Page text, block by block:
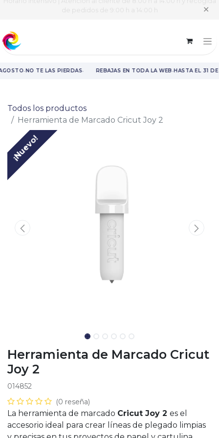
Horario intensivo | Atención al cliente de 8:00 h a 14:00 h y recogida
de pedidos de 9:00 h a 14:00 h
✕
·NO TE LAS PIERDAS· REBAJAS EN TODA LA WEB·HASTA EL 31 DE
Todos los productos
Herramienta de Marcado Cricut Joy 2
¡Nuevo!
Herramienta de Marcado Cricut
Joy 2
014852
(0 reseña)
La herramienta de marcado Cricut Joy 2 es el
accesorio ideal para crear líneas de plegado limpias